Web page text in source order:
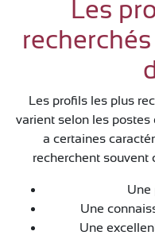
Les
Les profils les plus
varient selon les postes
a certaines
recherchent souvent
Une
Une
Une